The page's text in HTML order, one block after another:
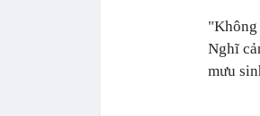
"Không
Nghĩ
mưu